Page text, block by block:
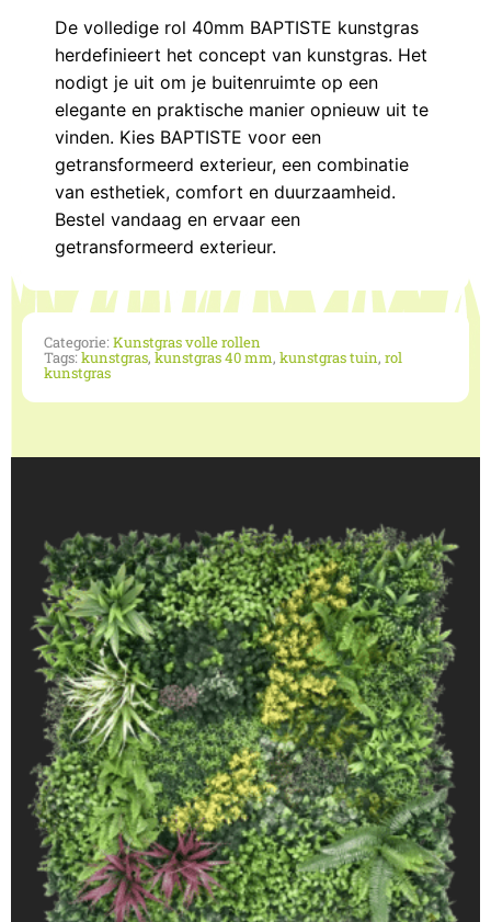
De volledige rol 40mm BAPTISTE kunstgras
herdefinieert het concept van kunstgras. Het
nodigt je uit om je buitenruimte op een
elegante en praktische manier opnieuw uit te
vinden. Kies BAPTISTE voor een
getransformeerd exterieur, een combinatie
van esthetiek, comfort en duurzaamheid.
Bestel vandaag en ervaar een
getransformeerd exterieur.
Categorie: Kunstgras volle rollen
Tags:kunstgras, kunstgras 40 mm, kunstgras tuin, rol
kunstgras